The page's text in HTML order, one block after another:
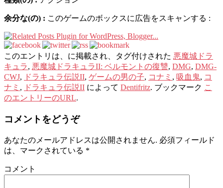
余分な(の) : このゲームのボックスに広告をスキャンする :
このエントリは、に掲載され、タグ付けされた 悪魔城ドラ
キュラ, 悪魔城ドラキュラII: ベルモントの復讐, DMG, DMG-
CWJ, ドラキュラ伝説II, ゲームの男の子, コナミ , 吸血鬼, コ
ナミ , ドラキュラ伝説II によって Dentifritz. ブックマーク こ
のエントリーのURL.
コメントをどうぞ
あなたのメールアドレスは公開されません. 必須フィールド
は、マークされている *
コメント